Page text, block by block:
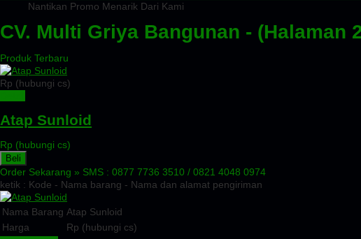
Nantikan Promo Menarik Dari Kami
CV. Multi Griya Bangunan - (Halaman
Produk Terbaru
Rp (hubungi cs)
Atap Sunloid
Rp (hubungi cs)
Beli
Order Sekarang » SMS : 0877 7736 3510 / 0821 4048 0974
ketik : Kode - Nama barang - Nama dan alamat pengiriman
Nama Barang Atap Sunloid
Harga
Rp (hubungi cs)